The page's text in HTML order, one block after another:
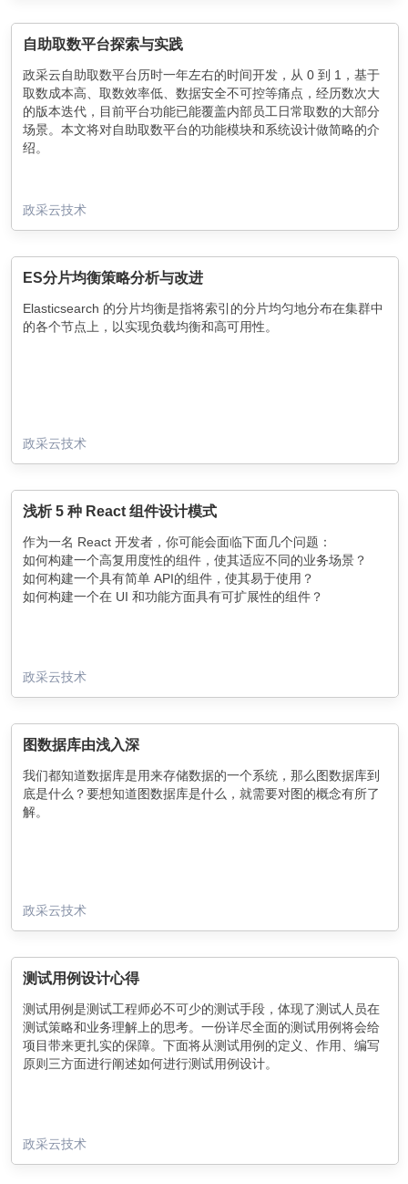
自助取数平台探索与实践
政采云自助取数平台历时一年左右的时间开发，从 0 到 1，基于
取数成本高、取数效率低、数据安全不可控等痛点，经历数次大
的版本迭代，目前平台功能已能覆盖内部员工日常取数的大部分
场景。本文将对自助取数平台的功能模块和系统设计做简略的介
绍。
政采云技术
ES分片均衡策略分析与改进
Elasticsearch 的分片均衡是指将索引的分片均匀地分布在集群中
的各个节点上，以实现负载均衡和高可用性。
政采云技术
浅析 5 种 React 组件设计模式
作为一名 React 开发者，你可能会面临下面几个问题：
如何构建一个高复用度性的组件，使其适应不同的业务场景？
如何构建一个具有简单 API的组件，使其易于使用？
如何构建一个在 UI 和功能方面具有可扩展性的组件？
政采云技术
图数据库由浅入深
我们都知道数据库是用来存储数据的一个系统，那么图数据库到
底是什么？要想知道图数据库是什么，就需要对图的概念有所了
解。
政采云技术
测试用例设计心得
测试用例是测试工程师必不可少的测试手段，体现了测试人员在
测试策略和业务理解上的思考。一份详尽全面的测试用例将会给
项目带来更扎实的保障。下面将从测试用例的定义、作用、编写
原则三方面进行阐述如何进行测试用例设计。
政采云技术